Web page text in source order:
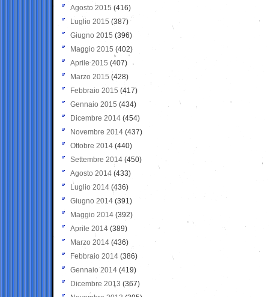
Agosto 2015 (416)
Luglio 2015 (387)
Giugno 2015 (396)
Maggio 2015 (402)
Aprile 2015 (407)
Marzo 2015 (428)
Febbraio 2015 (417)
Gennaio 2015 (434)
Dicembre 2014 (454)
Novembre 2014 (437)
Ottobre 2014 (440)
Settembre 2014 (450)
Agosto 2014 (433)
Luglio 2014 (436)
Giugno 2014 (391)
Maggio 2014 (392)
Aprile 2014 (389)
Marzo 2014 (436)
Febbraio 2014 (386)
Gennaio 2014 (419)
Dicembre 2013 (367)